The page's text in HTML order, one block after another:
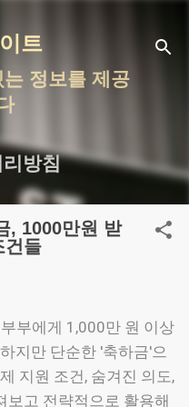
트
정보를 제공
방침
, 1000만원 받
건들
부에게 1,000만 원 이상
지만 단순한 '축하금'으
지원 조건, 숨겨진 의도,
보고 전략적으로 활용해